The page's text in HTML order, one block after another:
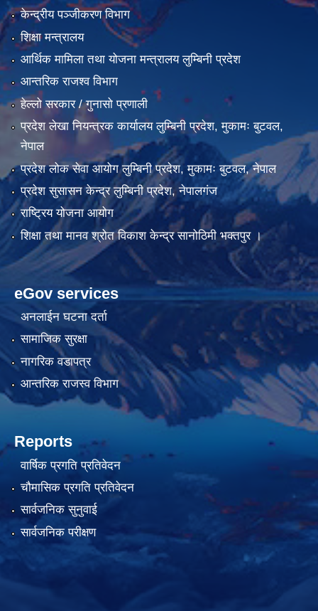
केन्द्रीय पञ्जीकरण विभाग
शिक्षा मन्त्रालय
आर्थिक मामिला तथा योजना मन्त्रालय लुम्बिनी प्रदेश
आन्तरिक राजश्व विभाग
हेल्लो सरकार / गुनासो प्रणाली
प्रदेश लेखा नियन्त्रक कार्यालय लुम्बिनी प्रदेश, मुकामः बुटवल,
नेपाल
प्रदेश लोक सेवा आयोग लुम्बिनी प्रदेश, मुकामः बुटवल, नेपाल
प्रदेश सुसासन केन्द्र लुम्बिनी प्रदेश, नेपालगंज
राष्ट्रिय योजना आयोग
शिक्षा तथा मानव श्रोत विकाश केन्द्र सानोठिमी भक्तपुर ।
eGov services
अनलाईन घटना दर्ता
सामाजिक सुरक्षा
नागरिक वडापत्र
आन्तरिक राजस्व विभाग
Reports
वार्षिक प्रगति प्रतिवेदन
चौमासिक प्रगति प्रतिवेदन
सार्वजनिक सुनुवाई
सार्वजनिक परीक्षण